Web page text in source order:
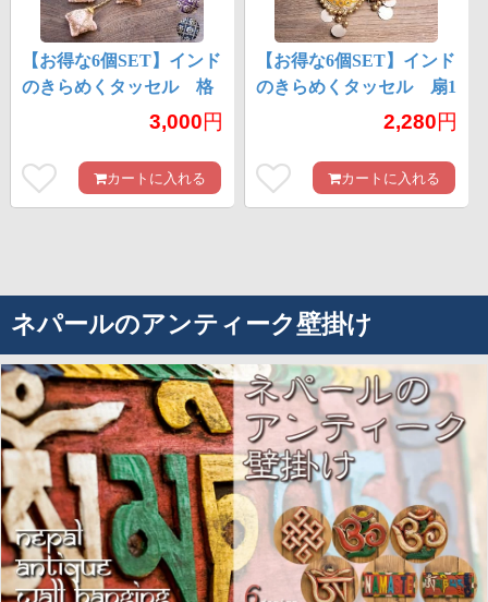
【お得な6個SET】インド
のきらめくタッセル 格
子模様と3つのタッセル
3,000円
カートに入れる
【お得な6個SET】インド
のきらめくタッセル 扇1
2,280円
カートに入れる
ネパールのアンティーク壁掛け